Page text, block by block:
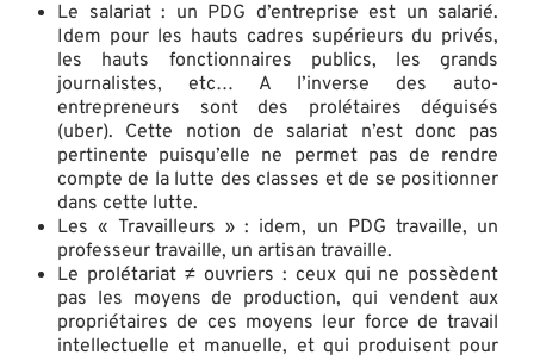
Le salariat : un PDG d’entreprise est un salarié.
Idem pour les hauts cadres supérieurs du privés,
les hauts fonctionnaires publics, les grands
journalistes, etc… A l’inverse des auto-
entrepreneurs sont des prolétaires déguisés
(uber). Cette notion de salariat n’est donc pas
pertinente puisqu’elle ne permet pas de rendre
compte de la lutte des classes et de se positionner
dans cette lutte.
Les « Travailleurs » : idem, un PDG travaille, un
professeur travaille, un artisan travaille.
Le prolétariat ≠ ouvriers : ceux qui ne possèdent
pas les moyens de production, qui vendent aux
propriétaires de ces moyens leur force de travail
intellectuelle et manuelle, et qui produisent pour